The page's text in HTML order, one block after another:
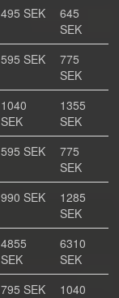
495 SEK
645
SEK
595 SEK
775
SEK
1040
SEK
1355
SEK
595 SEK
775
SEK
990 SEK
1285
SEK
4855
SEK
6310
SEK
795 SEK
1040